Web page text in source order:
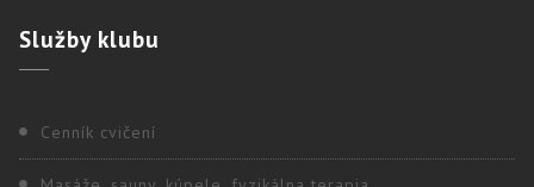
Službyklubu
Cenník cvičení